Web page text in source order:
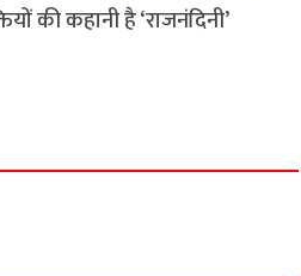
की कहानी है ‘राजनंदिनी’